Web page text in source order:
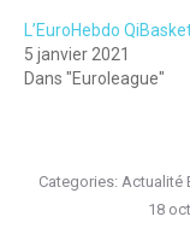
L’EuroHebdo
5 janvier 2021
Dans "Euroleague"
Categories: Actualité
18